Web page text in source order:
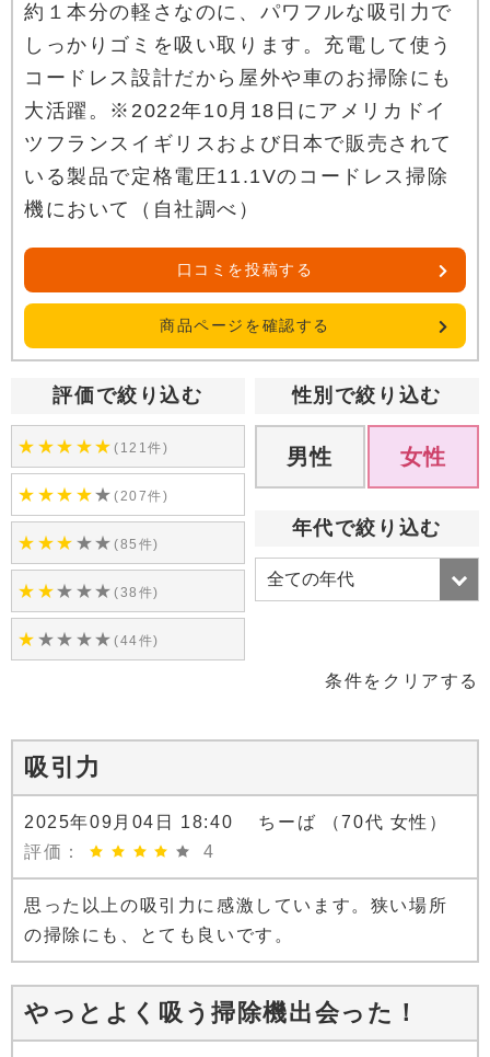
約１本分の軽さなのに、パワフルな吸引力で
しっかりゴミを吸い取ります。充電して使う
コードレス設計だから屋外や車のお掃除にも
大活躍。※2022年10月18日にアメリカドイ
ツフランスイギリスおよび日本で販売されて
いる製品で定格電圧11.1Vのコードレス掃除
機において（自社調べ）
口コミを投稿する
商品ページを確認する
評価で絞り込む
★ ★★ ★★(121件)
★ ★★ ★★(207件)
★ ★★ ★★(85件)
★ ★★ ★★(38件)
★ ★★ ★★(44件)
性別で絞り込む
男性 女性
年代で絞り込む
条件をクリアする
吸引力
2025年09月04日 18:40 ちーば （70代 女性）
評価：
4
思った以上の吸引力に感激しています。狭い場所
の掃除にも、とても良いです。
やっとよく吸う掃除機出会った！